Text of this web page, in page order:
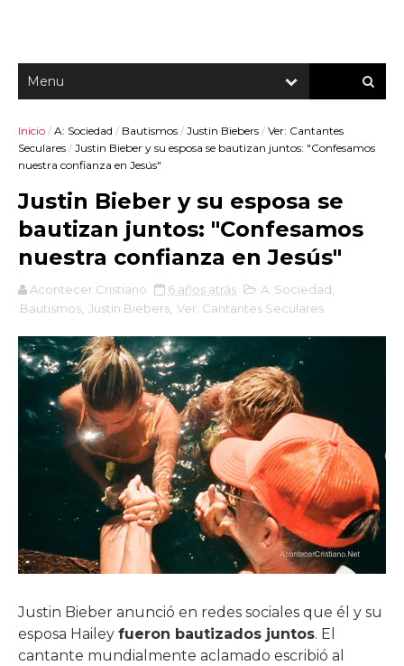
Inicio / A: Sociedad / Bautismos / Justin Biebers / Ver: Cantantes
Seculares / Justin Bieber y su esposa se bautizan juntos: "Confesamos
nuestra confianza en Jesús"
Justin Bieber y su esposa se
bautizan juntos: "Confesamos
nuestra confianza en Jesús"
Acontecer Cristiano 6 años atrás A: Sociedad
Bautismos Justin Biebers Ver: Cantantes Seculares
Justin Bieber anunció en redes sociales que él y su
esposa Hailey fueron bautizados juntos. El
cantante mundialmente aclamado escribió al